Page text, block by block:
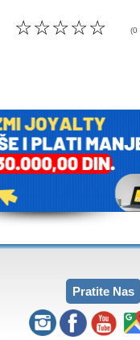
☆
☆
☆
☆
☆ (0
Pratite Nas